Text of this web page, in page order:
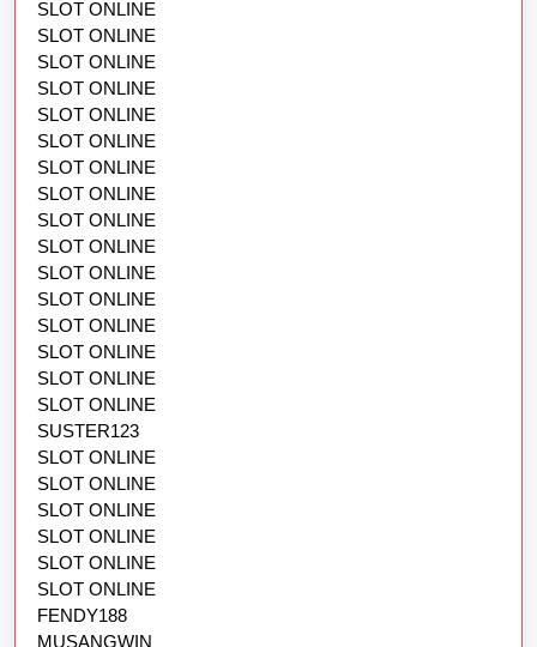
SLOT ONLINE
SLOT ONLINE
SLOT ONLINE
SLOT ONLINE
SLOT ONLINE
SLOT ONLINE
SLOT ONLINE
SLOT ONLINE
SLOT ONLINE
SLOT ONLINE
SLOT ONLINE
SLOT ONLINE
SLOT ONLINE
SLOT ONLINE
SLOT ONLINE
SLOT ONLINE
SUSTER123
SLOT ONLINE
SLOT ONLINE
SLOT ONLINE
SLOT ONLINE
SLOT ONLINE
SLOT ONLINE
FENDY188
MUSANGWIN